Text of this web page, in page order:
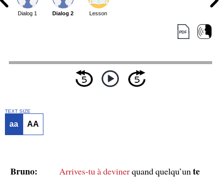
Dialog 1 Dialog 2 Lesson
TEXT SIZE
aa AA
Bruno: Arrives-tu à devinerquand quelqu’un te